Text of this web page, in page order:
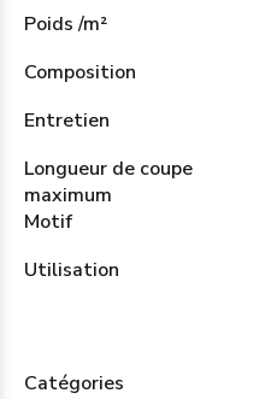
Poids /m²
Composition
Entretien
Longueur de coupe
maximum
Motif
Utilisation
Catégories